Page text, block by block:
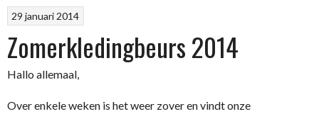
29 januari 2014
Zomerkledingbeurs 2014
Hallo allemaal,
Over enkele weken is het weer zover en vindt onze